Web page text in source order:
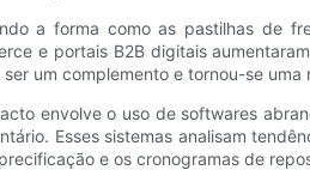
a forma como as pastilhas de
e portais B2B digitais
um complemento e tornou-se
envolve o uso de softwares
Esses sistemas analisam
e os cronogramas de